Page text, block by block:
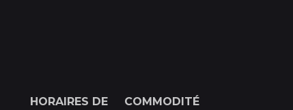
HORAIRES DE
COMMODITÉ